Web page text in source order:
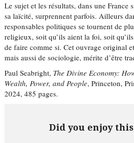
Le sujet et les résultats, dans une France
sa laïcité, surprennent parfois. Ailleurs
responsables politiques se tournent de
religieux, soit qu’ils aient la foi, soit
de faire comme si. Cet ouvrage original
mais aussi de sociologie, mérite d’être
Paul Seabright, The Divine Economy:
Wealth, Power, and People, Princeton,
2024, 485 pages.
Did you enjoy